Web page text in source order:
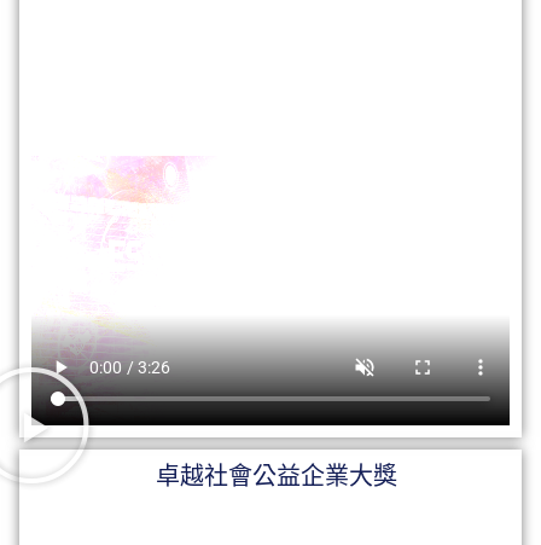
卓越社會公益企業大獎